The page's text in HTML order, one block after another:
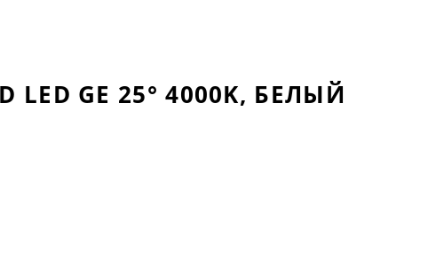
LED GE 25° 4000K, БЕЛЫЙ